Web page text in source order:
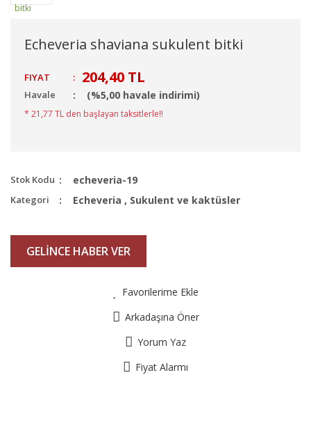
Echeveria shaviana sukulent bitki
FIYAT : 204,40 TL
Havale (%5,00 havale indirimi)
* 21,77 TL den başlayan taksitlerle!!
Stok Kodu echeveria-19
Kategori Echeveria , Sukulent ve kaktüsler
GELİNCE HABER VER
Favorilerime Ekle
Arkadaşına Öner
Yorum Yaz
Fiyat Alarmı